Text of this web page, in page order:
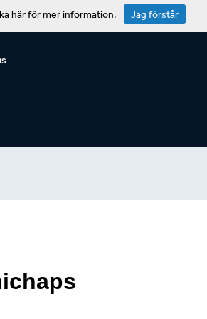
här för mer information. Jag förstår